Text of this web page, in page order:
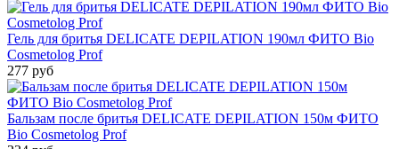
Гель для бритья DELICATE DEPILATION 190мл ФИТО Bio
Cosmetolog Prof
277 руб
Бальзам после бритья DELICATE DEPILATION 150м ФИТО
Bio Cosmetolog Prof